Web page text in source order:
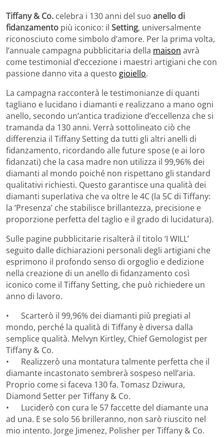
Tiffany & Co. celebra i 130 anni del suo anello di
fidanzamento più iconico: il Setting, universalmente
riconosciuto come simbolo d’amore. Per la prima volta,
l’annuale campagna pubblicitaria della maison avrà
come testimonial d’eccezione i maestri artigiani che con
passione danno vita a questo gioiello.
La campagna racconterà le testimonianze di quanti
tagliano e lucidano i diamanti e realizzano a mano ogni
anello, secondo un’antica tradizione d’eccellenza che si
tramanda da 130 anni. Verrà sottolineato ciò che
differenzia il Tiffany Setting da tutti gli altri anelli di
fidanzamento, ricordando alle future spose (e ai loro
fidanzati) che la casa madre non utilizza il 99,96% dei
diamanti al mondo poiché non rispettano gli standard
qualitativi richiesti. Questo garantisce una qualità dei
diamanti superlativa che va oltre le 4C (la 5C di Tiffany:
la ‘Presenza’ che stabilisce brillantezza, precisione e
proporzione perfetta del taglio e il grado di lucidatura).
Sulle pagine pubblicitarie risalterà il titolo ‘I WILL’
seguito dalle dichiarazioni personali degli artigiani che
esprimono il profondo senso di orgoglio e dedizione
nella creazione di un anello di fidanzamento così
iconico come il Tiffany Setting, che può richiedere un
anno di lavoro.
• Scarterò il 99,96% dei diamanti più pregiati al
mondo, perché la qualità di Tiffany è diversa dalla
semplice qualità. Melvyn Kirtley, Chief Gemologist per
Tiffany & Co.
• Realizzerò una montatura talmente perfetta che il
diamante incastonato sembrerà sospeso nell’aria.
Proprio come si faceva 130 fa. Tomasz Dziwura,
Diamond Setter per Tiffany & Co.
• Luciderò con cura le 57 faccette del diamante una
ad una. E se solo 56 brilleranno, non sarò riuscito nel
mio intento. Jorge Jimenez, Polisher per Tiffany & Co.